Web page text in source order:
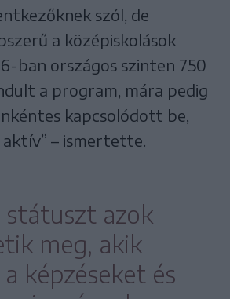
szól, de
a középiskolások
ban országos szinten 750
a program, mára pedig
kapcsolódott be,
– ismertette.
azok
meg, akik
képzéseket és